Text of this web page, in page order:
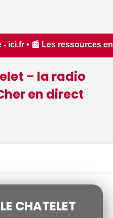
en eau dans
– la radio
en direct
CHATELET